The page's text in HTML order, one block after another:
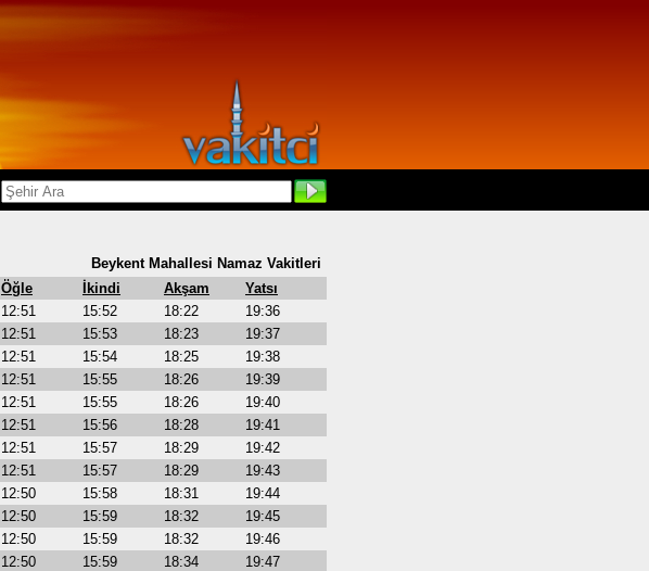
Beykent Mahallesi Namaz Vakitleri
Öğle İkindi Akşam
Yatsı
12:51 15:52 18:22
19:36
12:51 15:53 18:23
19:37
12:51 15:54 18:25
19:38
12:51 15:55 18:26
19:39
12:51 15:55 18:26
19:40
12:51 15:56 18:28
19:41
12:51 15:57 18:29
19:42
12:51 15:57 18:29
19:43
12:50 15:58 18:31
19:44
12:50 15:59 18:32
19:45
12:50 15:59 18:32
19:46
12:50 15:59 18:34
19:47